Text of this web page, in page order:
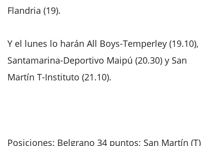
Flandria (19).
Y el lunes lo harán All Boys-Temperley (19.10),
Santamarina-Deportivo Maipú (20.30) y San
Martín T-Instituto (21.10).
Posiciones: Belgrano 34 puntos; San Martín (T)